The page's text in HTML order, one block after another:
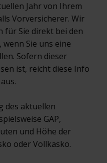
Jahr von Ihrem
Vorversicherer. Wir
für Sie direkt bei den
Sie uns eine
Sofern dieser
ist, reicht diese Info
des aktuellen
GAP,
und Höhe der
oder Vollkasko.